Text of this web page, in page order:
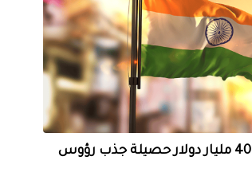
"المركزي" الهندي: 40 مليار دولار حصيلة جذب رؤوس